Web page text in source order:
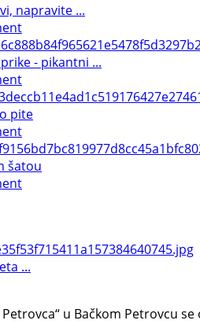
napravite ...
- pikantni ...
pite
šatou
...
u Bačkom Petrovcu